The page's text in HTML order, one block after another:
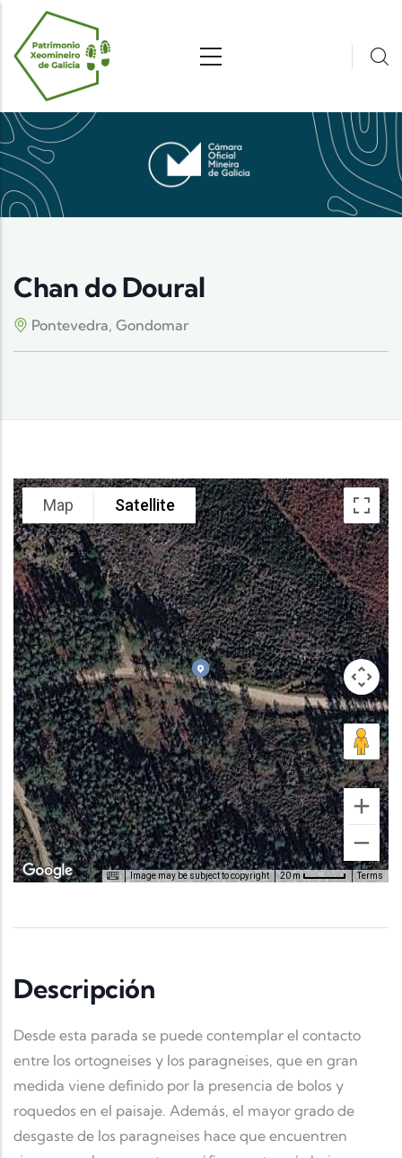
Pasar al contenido principal
Chan do Doural
Pontevedra, Gondomar
Map Satellite
Image may be subject to copyright 20 m Terms
Descripción
Desde esta parada se puede contemplar el contacto
entre los ortogneises y los paragneises, que en gran
medida viene definido por la presencia de bolos y
roquedos en el paisaje. Además, el mayor grado de
desgaste de los paragneises hace que encuentren